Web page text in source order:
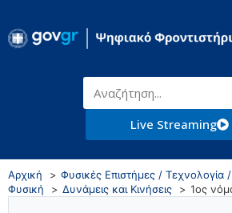
Live Streaming
Αρχική
Φυσικές Επιστήμες / Τεχνολογία
Φυσική
Δυνάμεις και Κινήσεις 1ος